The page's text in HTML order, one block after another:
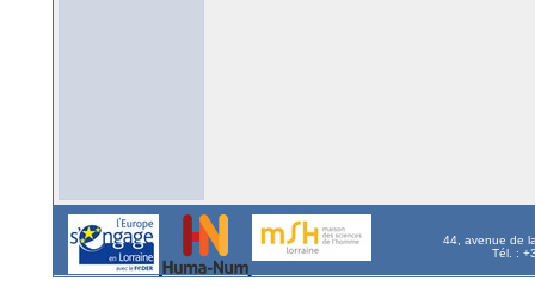
44, avenue de
Tél. :